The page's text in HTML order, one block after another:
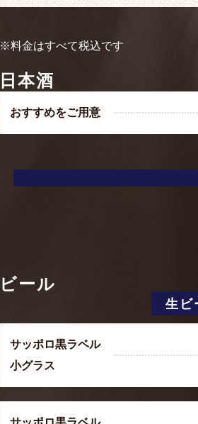
※料金はすべて税込です
日本酒
おすすめをご用意
ビール
生ビ
サッポロ黒ラベル
小グラス